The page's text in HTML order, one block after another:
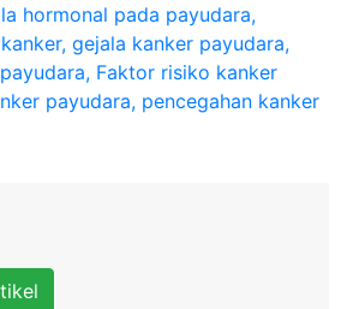
hormonal pada payudara,
gejala kanker payudara,
Faktor risiko kanker
payudara, pencegahan kanker